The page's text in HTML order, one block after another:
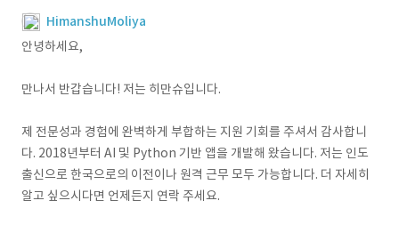
HimanshuMoliya
안녕하세요,
만나서 반갑습니다! 저는 히만슈입니다.
제 전문성과 경험에 완벽하게 부합하는 지원 기회를 주셔서 감사합니
다. 2018년부터 AI 및 Python 기반 앱을 개발해 왔습니다. 저는 인도
출신으로 한국으로의 이전이나 원격 근무 모두 가능합니다. 더 자세히
알고 싶으시다면 언제든지 연락 주세요.